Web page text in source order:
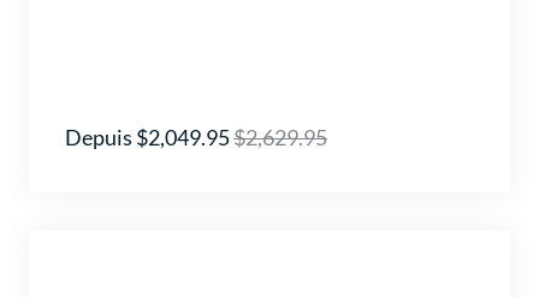
Depuis $2,049.95$2,629.95